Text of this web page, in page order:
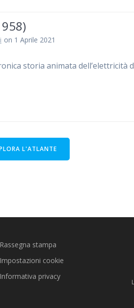
on 1 Aprile 2021
storia animata dell’elettricità
L'ATLANTE
Rassegna stampa
Impostazioni cookie
Informativa privacy